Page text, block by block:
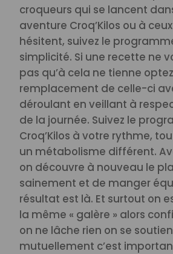
croqueurs qui se lancent
aventure Croq’Kilos ou à
hésitent, suivez le
simplicité. Si une recette ne
pas qu’à cela ne tienne
remplacement de celle-ci
déroulant en veillant à
de la journée. Suivez le
Croq’Kilos à votre rythme,
un métabolisme différent.
on découvre à nouveau le
sainement et de manger
résultat est là. Et surtout on
la même « galère » alors
on ne lâche rien on se
mutuellement c’est